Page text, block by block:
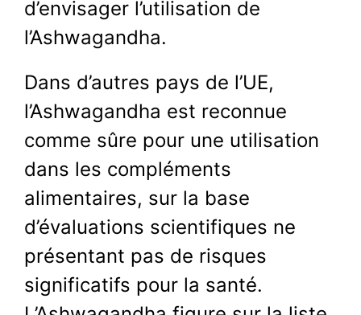
d’envisager l’utilisation de
l’Ashwagandha.
Dans d’autres pays de l’UE,
l’Ashwagandha est reconnue
comme sûre pour une utilisation
dans les compléments
alimentaires, sur la base
d’évaluations scientifiques ne
présentant pas de risques
significatifs pour la santé.